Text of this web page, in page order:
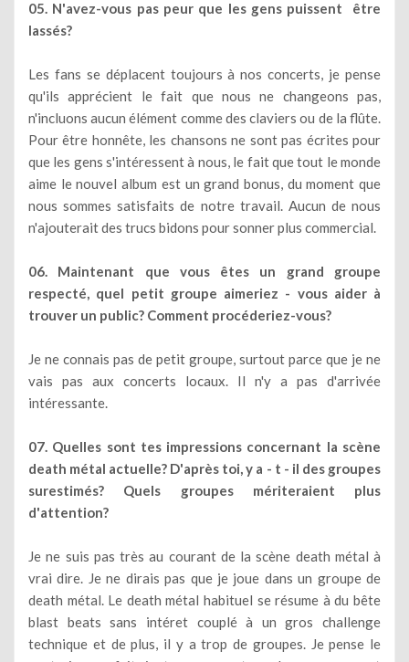
05. N'avez-vous pas peur que les gens puissent être
lassés?
Les fans se déplacent toujours à nos concerts, je pense
qu'ils apprécient le fait que nous ne changeons pas,
n'incluons aucun élément comme des claviers ou de la flûte.
Pour être honnête, les chansons ne sont pas écrites pour
que les gens s'intéressent à nous, le fait que tout le monde
aime le nouvel album est un grand bonus, du moment que
nous sommes satisfaits de notre travail. Aucun de nous
n'ajouterait des trucs bidons pour sonner plus commercial.
06. Maintenant que vous êtes un grand groupe
respecté, quel petit groupe aimeriez - vous aider à
trouver un public? Comment procéderiez-vous?
Je ne connais pas de petit groupe, surtout parce que je ne
vais pas aux concerts locaux. Il n'y a pas d'arrivée
intéressante.
07. Quelles sont tes impressions concernant la scène
death métal actuelle? D'après toi, y a - t - il des groupes
surestimés? Quels groupes mériteraient plus
d'attention?
Je ne suis pas très au courant de la scène death métal à
vrai dire. Je ne dirais pas que je joue dans un groupe de
death métal. Le death métal habituel se résume à du bête
blast beats sans intéret couplé à un gros challenge
technique et de plus, il y a trop de groupes. Je pense le